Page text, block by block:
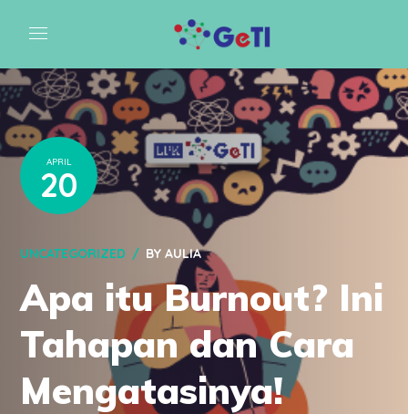
APRIL
20
UNCATEGORIZED BYAULIA
Apa itu Burnout? Ini
Tahapan dan Cara
Mengatasinya!